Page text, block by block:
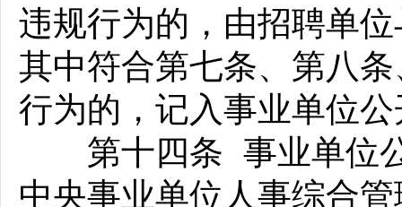
违规行为的，由招聘单
其中符合第七条、第八
行为的，记入事业单位
第十四条 事业单位公
中央事业单位人事综合